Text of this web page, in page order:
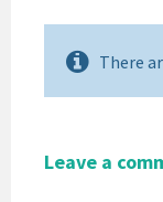
There
Leave a